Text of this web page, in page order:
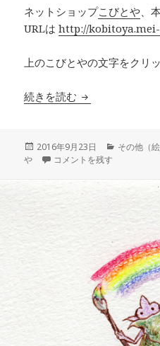
ネットショップこびとや 、
URLはhttp://
上のこびとやの文字をクリ
続きを読む こびとや本日開
投
稿
2016年9月23日
カ
その他（
や
こびとや本日開店です！ に
コメントを残す